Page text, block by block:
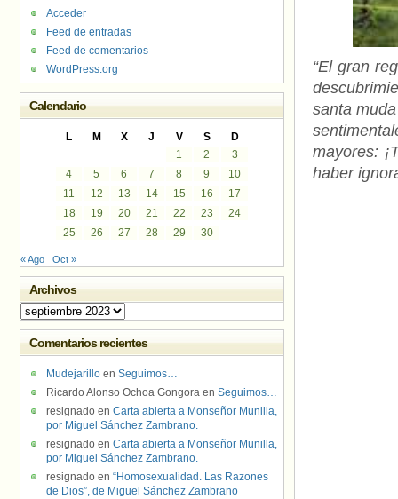
“El gran
santa
mayores:
haber
Acceder
Feed de entradas
Feed de comentarios
WordPress.org
Calendario
L M X J V S
D
1
2
3
4
5 6 7 8 9
10
11
12 13 14 15 16
17
18
19 20 21 22 23
24
25
26 27 28 29 30
« Ago Oct »
Archivos
Archivos
Comentarios recientes
Mudejarillo en Seguimos…
Ricardo Alonso Ochoa Gongora en Seguimos…
resignado en Carta abierta a Monseñor Munilla,
por Miguel Sánchez Zambrano.
resignado en Carta abierta a Monseñor Munilla,
por Miguel Sánchez Zambrano.
resignado en “Homosexualidad. Las Razones
de Dios”, de Miguel Sánchez Zambrano